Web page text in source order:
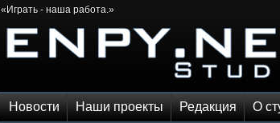
«Играть - наша работа.»
Новости Наши проекты Редакция О